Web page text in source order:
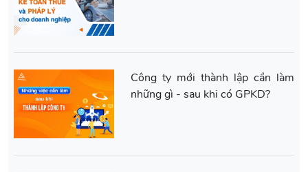
Công ty mới thành lập cần làm
những gì - sau khi có GPKD?